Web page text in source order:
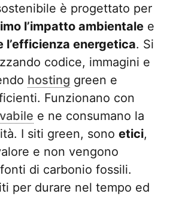
è progettato per
l’impatto ambientalee
l’efficienza energetica. Si
codice, immagini e
hosting green e
Funzionano con
e ne consumano la
I siti green, sono etici,
e non vengono
di carbonio fossili.
per durare nel tempo ed